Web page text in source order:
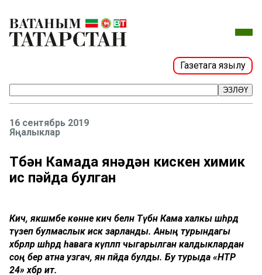
Газетага язылу
ЭЗЛӘҮ
16 сентябрь 2019
Яңалыклар
Түбән Камада янәдән кискен химик
ис пәйда булган
Кичә, якшәмбе көнне кич белән Түбән Кама халкы шәһәрдә
түзеп булмаслык искә зарланды. Аның турындагы
хәбәрләр шәһәрдә һавага күпләп чыгарылган калдыклардан
соң бер атна узгач, янә пәйда булды. Бу турыда «НТР
24» хәбәр итә.